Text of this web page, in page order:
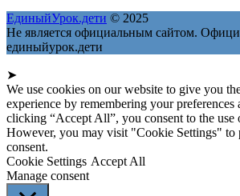
ЕдиныйУрок.дети © 2025
Не является официальным сайтом.
единыйурок.дети
➤
We use cookies on our website to give you
experience by remembering your preferences
clicking “Accept All”, you consent to the
However, you may visit "Cookie Settings" to
consent.
Cookie Settings Accept All
Manage consent